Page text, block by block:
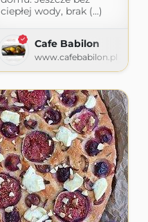
ciepłej wody, brak (...)
Cafe Babilon
www.cafebabilon.pl